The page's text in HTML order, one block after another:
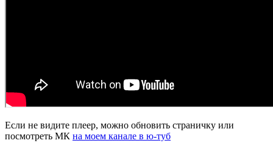
Если не видите плеер, можно обновить страничку или
посмотреть МК на моем канале в ю-туб